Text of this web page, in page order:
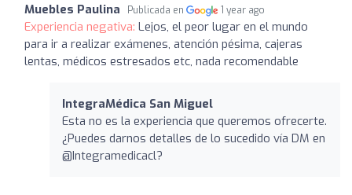
Muebles Paulina Publicada en 1 year ago
Experiencia negativa: Lejos, el peor lugar en el mundo
para ir a realizar exámenes, atención pésima, cajeras
lentas, médicos estresados etc, nada recomendable
IntegraMédica San Miguel
Esta no es la experiencia que queremos ofrecerte.
¿Puedes darnos detalles de lo sucedido vía DM en
@Integramedicacl?